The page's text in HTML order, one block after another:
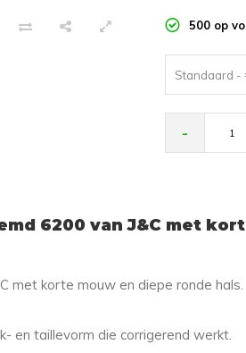
500 op
Standaard -
-
6200 van J&C met
met korte mouw en diepe ronde hals.
en taillevorm die corrigerend werkt.